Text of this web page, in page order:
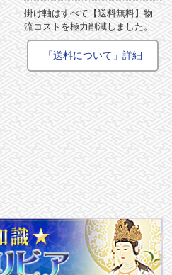
掛け軸はすべて【送料無料】物
流コストを極力削減しました。
「送料について」詳細